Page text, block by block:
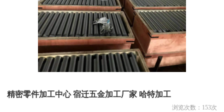
精密零件加工中心 宿迁五金加工厂家 哈特加工
浏览次数： 153次